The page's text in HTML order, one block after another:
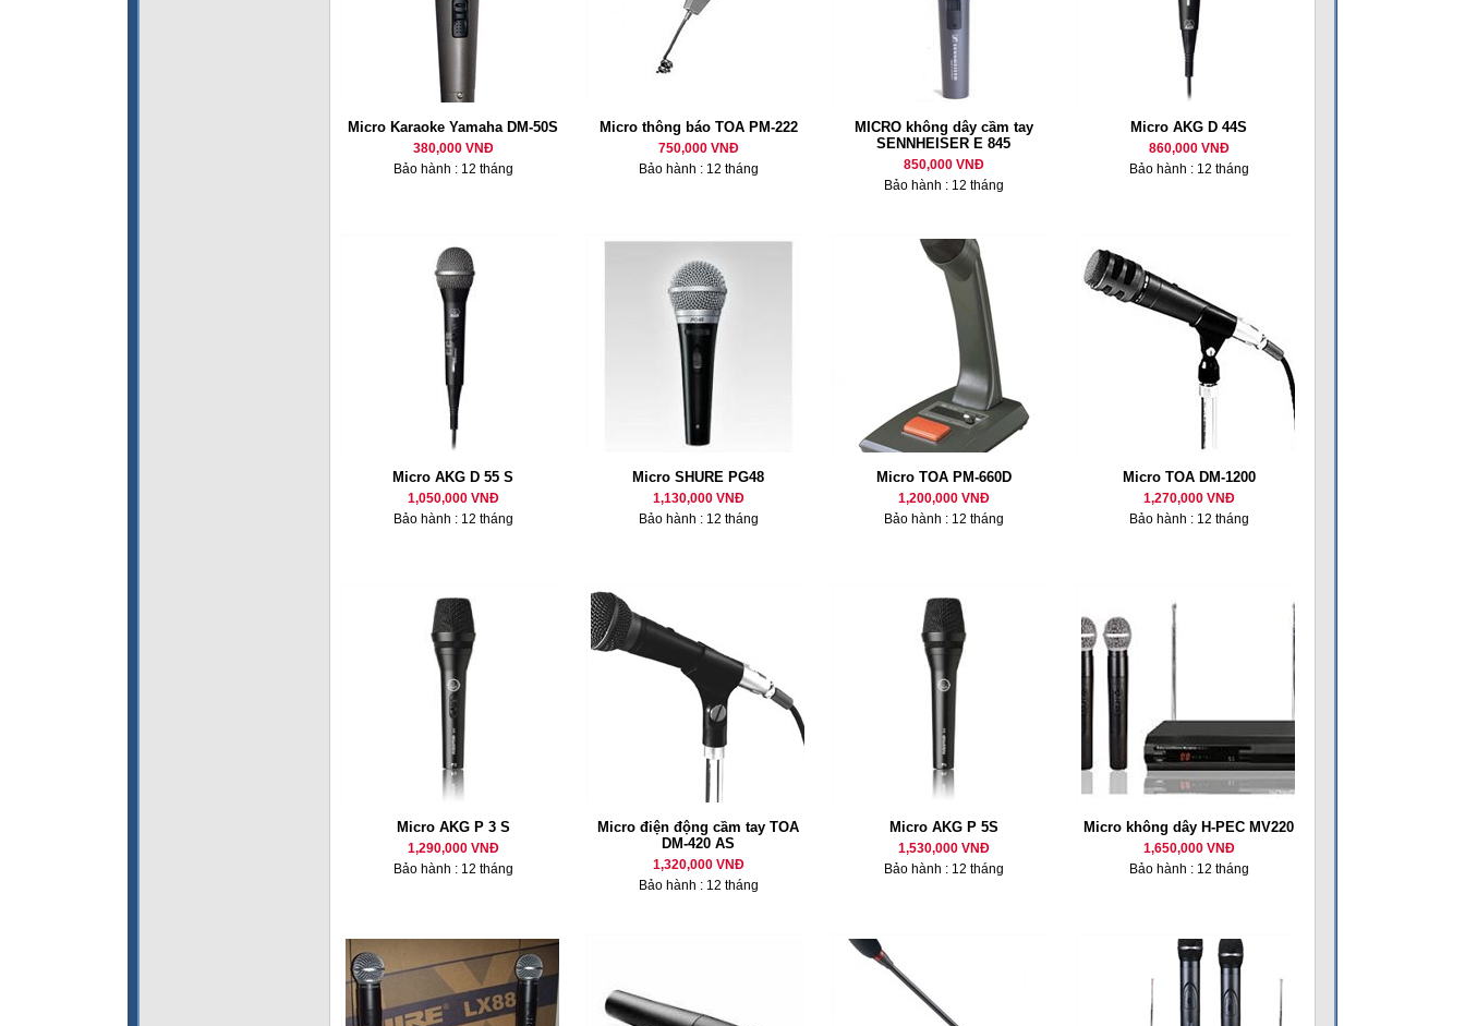
Micro Karaoke Yamaha DM-50S
380,000 VNĐ
Bảo hành : 12 tháng
Micro thông báo TOA PM-222
750,000 VNĐ
Bảo hành : 12 tháng
MICRO không dây cầm tay
SENNHEISER E 845
850,000 VNĐ
Bảo hành : 12 tháng
Micro AKG D 44S
860,000 VNĐ
Bảo hành : 12 tháng
Micro AKG D 55 S
1,050,000 VNĐ
Bảo hành : 12 tháng
Micro SHURE PG48
1,130,000 VNĐ
Bảo hành : 12 tháng
Micro TOA PM-660D
1,200,000 VNĐ
Bảo hành : 12 tháng
Micro TOA DM-1200
1,270,000 VNĐ
Bảo hành : 12 tháng
Micro AKG P 3 S
1,290,000 VNĐ
Bảo hành : 12 tháng
Micro điện động cầm tay TOA
DM-420 AS
1,320,000 VNĐ
Bảo hành : 12 tháng
Micro AKG P 5S
1,530,000 VNĐ
Bảo hành : 12 tháng
Micro không dây H-PEC MV220
1,650,000 VNĐ
Bảo hành : 12 tháng